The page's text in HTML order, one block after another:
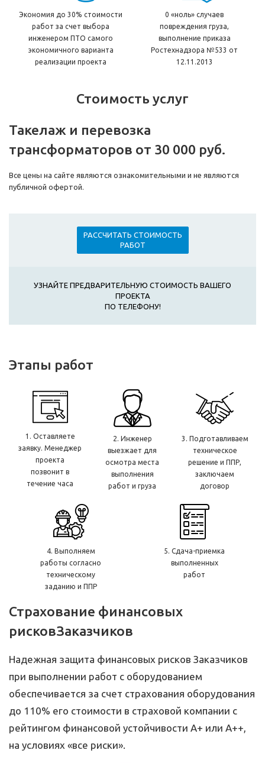
Экономия до 30% стоимости
работ за счет выбора
инженером ПТО самого
экономичного варианта
реализации проекта
0 «ноль» случаев
повреждения груза,
выполнение приказа
Ростехнадзора №533 от
12.11.2013
Стоимость услуг
Такелаж и перевозка
трансформаторов от 30 000 руб.
Все цены на сайте являются ознакомительными и не являются
публичной офертой.
РАССЧИТАТЬ СТОИМОСТЬ
РАБОТ
УЗНАЙТЕ ПРЕДВАРИТЕЛЬНУЮ СТОИМОСТЬ ВАШЕГО
ПРОЕКТА
ПО ТЕЛЕФОНУ!
Этапы работ
1. Оставляете
заявку. Менеджер
проекта
позвонит в
течение часа
2. Инженер
выезжает для
осмотра места
выполнения
работ и груза
3. Подготавливаем
техническое
решение и ППР,
заключаем
договор
4. Выполняем
работы согласно
техническому
заданию и ППР
5. Сдача-приемка
выполненных
работ
Страхование финансовых
рисковЗаказчиков
Надежная защита финансовых рисков Заказчиков
при выполнении работ с оборудованием
обеспечивается за счет страхования оборудования
до 110% его стоимости в страховой компании с
рейтингом финансовой устойчивости А+ или А++,
на условиях «все риски».